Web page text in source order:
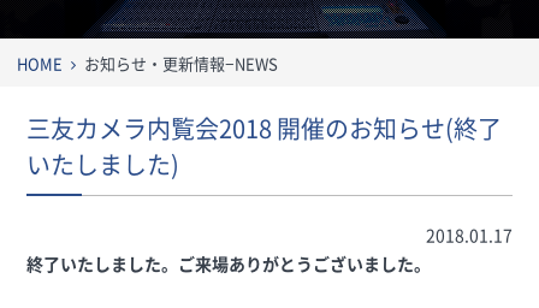
HOME お知らせ・更新情報−NEWS
三友カメラ内覧会2018 開催のお知らせ(終了
いたしました)
2018.01.17
終了いたしました。ご来場ありがとうございました。